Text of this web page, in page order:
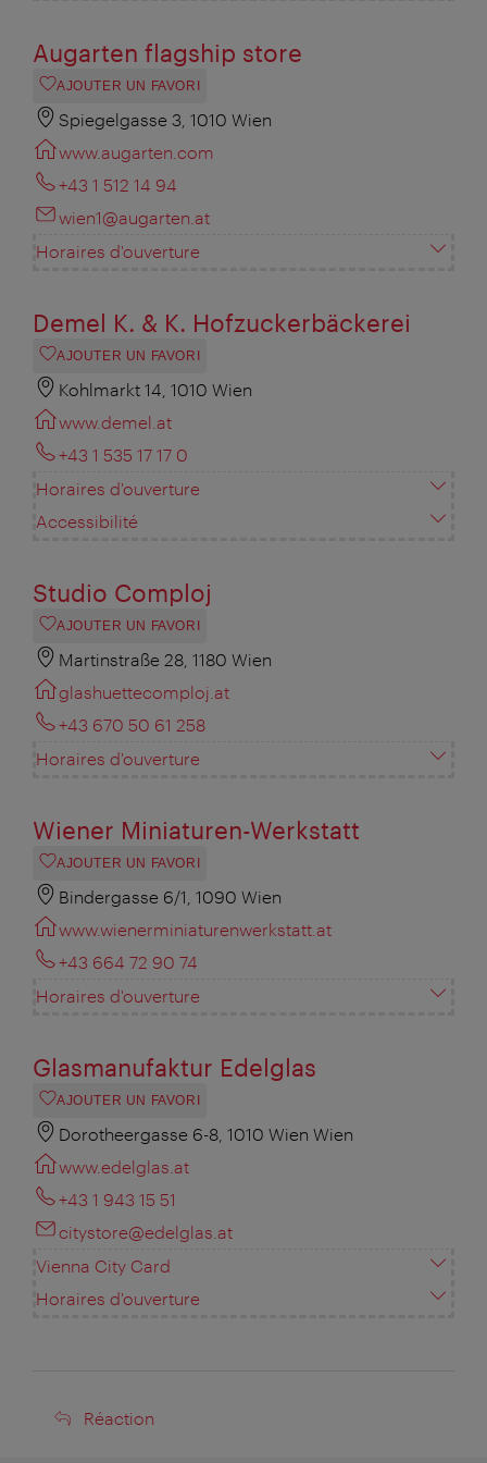
Augarten flagship store
AJOUTER UN FAVORI
Spiegelgasse 3, 1010 Wien
www.augarten.com
+43 1 512 14 94
wien1@augarten.at
Horaires d'ouverture
Demel K. & K. Hofzuckerbäckerei
AJOUTER UN FAVORI
Kohlmarkt 14, 1010 Wien
www.demel.at
+43 1 535 17 17 0
Horaires d'ouverture
Accessibilité
Studio Comploj
AJOUTER UN FAVORI
Martinstraße 28, 1180 Wien
glashuettecomploj.at
+43 670 50 61 258
Horaires d'ouverture
Wiener Miniaturen-Werkstatt
AJOUTER UN FAVORI
Bindergasse 6/1, 1090 Wien
www.wienerminiaturenwerkstatt.at
+43 664 72 90 74
Horaires d'ouverture
Glasmanufaktur Edelglas
AJOUTER UN FAVORI
Dorotheergasse 6-8, 1010 Wien Wien
www.edelglas.at
+43 1 943 15 51
citystore@edelglas.at
Vienna City Card
Horaires d'ouverture
Réaction
Réaction